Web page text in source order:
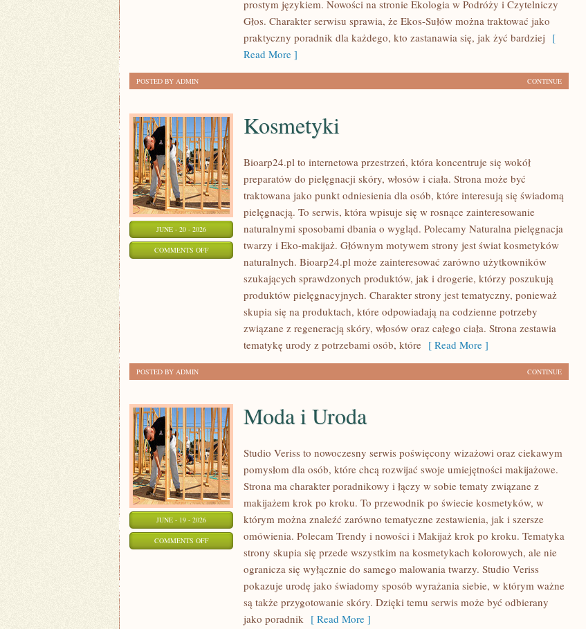
prostym językiem. Nowości na stronie Ekologia w Podróży i Czytelniczy
Głos. Charakter serwisu sprawia, że Ekos-Sułów można traktować jako
praktyczny poradnik dla każdego, kto zastanawia się, jak żyć bardziej [
Read More ]
CONTINUE
POSTED BY ADMIN
JUNE - 20 - 2026
COMMENTS OFFON
KOSMETYKI
Kosmetyki
Bioarp24.pl to internetowa przestrzeń, która koncentruje się wokół
preparatów do pielęgnacji skóry, włosów i ciała. Strona może być
traktowana jako punkt odniesienia dla osób, które interesują się świadomą
pielęgnacją. To serwis, która wpisuje się w rosnące zainteresowanie
naturalnymi sposobami dbania o wygląd. Polecamy Naturalna pielęgnacja
twarzy i Eko-makijaż. Głównym motywem strony jest świat kosmetyków
naturalnych. Bioarp24.pl może zainteresować zarówno użytkowników
szukających sprawdzonych produktów, jak i drogerie, którzy poszukują
produktów pielęgnacyjnych. Charakter strony jest tematyczny, ponieważ
skupia się na produktach, które odpowiadają na codzienne potrzeby
związane z regeneracją skóry, włosów oraz całego ciała. Strona zestawia
tematykę urody z potrzebami osób, które [ Read More ]
CONTINUE
POSTED BY ADMIN
JUNE - 19 - 2026
COMMENTS OFFON
Moda i Uroda
Studio Veriss to nowoczesny serwis poświęcony wizażowi oraz ciekawym
pomysłom dla osób, które chcą rozwijać swoje umiejętności makijażowe.
Strona ma charakter poradnikowy i łączy w sobie tematy związane z
makijażem krok po kroku. To przewodnik po świecie kosmetyków, w
którym można znaleźć zarówno tematyczne zestawienia, jak i szersze
omówienia. Polecam Trendy i nowości i Makijaż krok po kroku. Tematyka
strony skupia się przede wszystkim na kosmetykach kolorowych, ale nie
ogranicza się wyłącznie do samego malowania twarzy. Studio Veriss
pokazuje urodę jako świadomy sposób wyrażania siebie, w którym ważne
są także przygotowanie skóry. Dzięki temu serwis może być odbierany
jako poradnik [ Read More ]